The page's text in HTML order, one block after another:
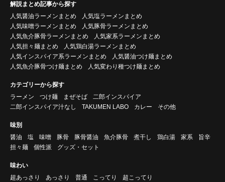
解説まとめ記事から探す
人気醤油ラーメンまとめ
人気塩ラーメンまとめ
人気味噌ラーメンまとめ
人気豚骨ラーメンまとめ
人気魚介豚骨ラーメンまとめ
人気家系ラーメンまとめ
人気担々麺まとめ
人気鶏白湯ラーメンまとめ
人気インスパイア系ラーメンまとめ
人気醤油つけ麺まとめ
人気魚介豚骨つけ麺まとめ
人気変わり種つけ麺まとめ
カテゴリーから探す
ラーメン
つけ麺 まぜそば
二郎インスパイア
二郎インスパイア汁なし
TAKUMEN LABO カレー その他
味別
醤油
塩 味噌 豚骨 豚骨醤油 魚介豚骨 煮干し 鶏白湯 家系
旨辛
担々麺
個性派 グッズ・セット
味わい
超あっさり
あっさり 普通 こってり 超こってり